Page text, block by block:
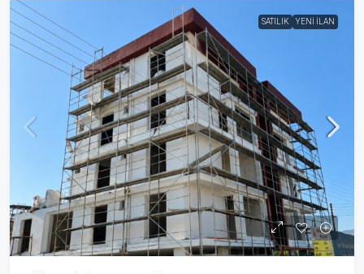
SATILIK YENI İLAN